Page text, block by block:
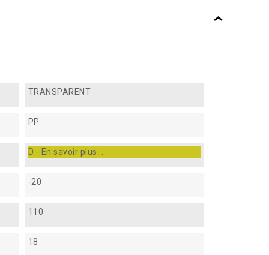
TRANSPARENT
PP
D - En savoir plus...
-20
110
18